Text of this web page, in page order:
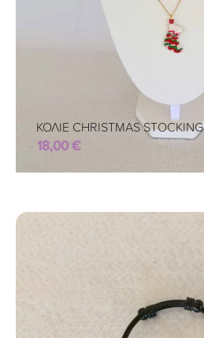
ΚΟΛΙΕ CHRISTMAS STOCKING
18,00€